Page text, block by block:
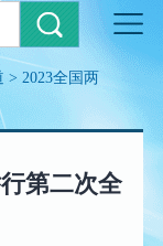
> 2023全国两
第二次全